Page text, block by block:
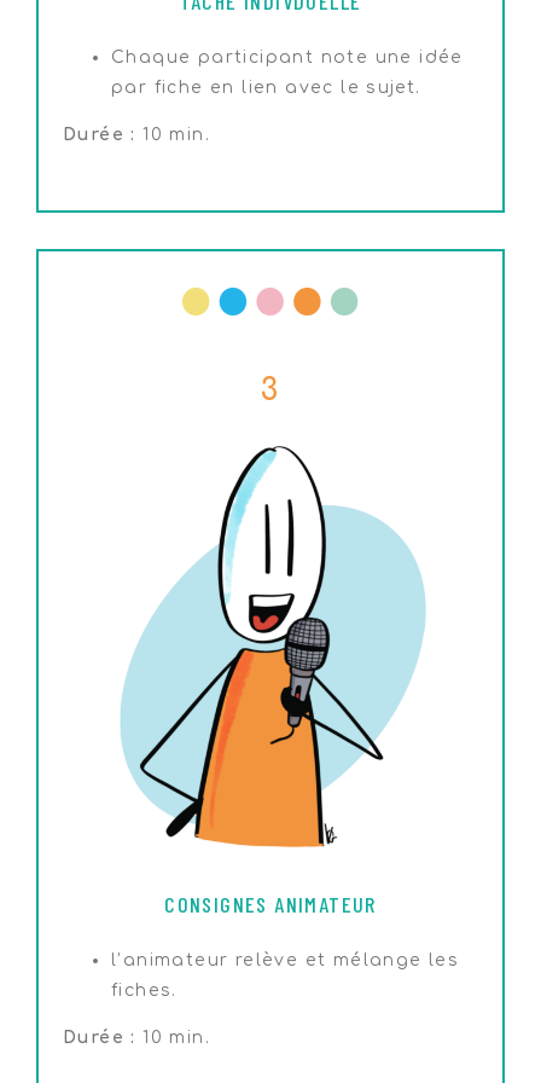
Chaque participant note une idée
par fiche en lien avec le sujet.
Durée : 10 min.
3
CONSIGNES ANIMATEUR
l’animateur relève et mélange les
fiches.
Durée : 10 min.